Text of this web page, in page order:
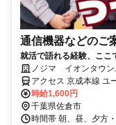
通信機器などのご
就活で語れる経験、ここ
クチカ！
ノジマ イオンタウン
アクセス 京成本線 ユ
時給1,600円
千葉県佐倉市
時間帯 朝、昼、夕方